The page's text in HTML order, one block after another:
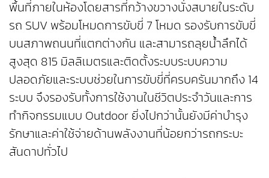
พื้นที่ภายในห้องโดยสารที่กว้างขวางนั่งสบายในระดับ
รถ SUV พร้อมโหมดการขับขี่ 7 โหมด รองรับการขับขี่
บนสภาพถนนที่แตกต่างกัน และสามารถลุยน้ำลึกได้
สูงสุด 815 มิลลิเมตรและติดตั้งระบบระบบความ
ปลอดภัยและระบบช่วยในการขับขี่ที่ครบครันมากถึง 14
ระบบ จึงรองรับทั้งการใช้งานในชีวิตประจำวันและการ
ทำกิจกรรมแบบ Outdoor ยิ่งไปกว่านั้นยังมีค่าบำรุง
รักษาและค่าใช้จ่ายด้านพลังงานที่น้อยกว่ารถกระบะ
สันดาปทั่วไป